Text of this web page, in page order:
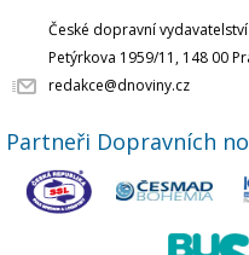
České dopravní
Petýrkova 1959/11, 148 00
redakce@dnoviny.cz
Partneři Dopravních